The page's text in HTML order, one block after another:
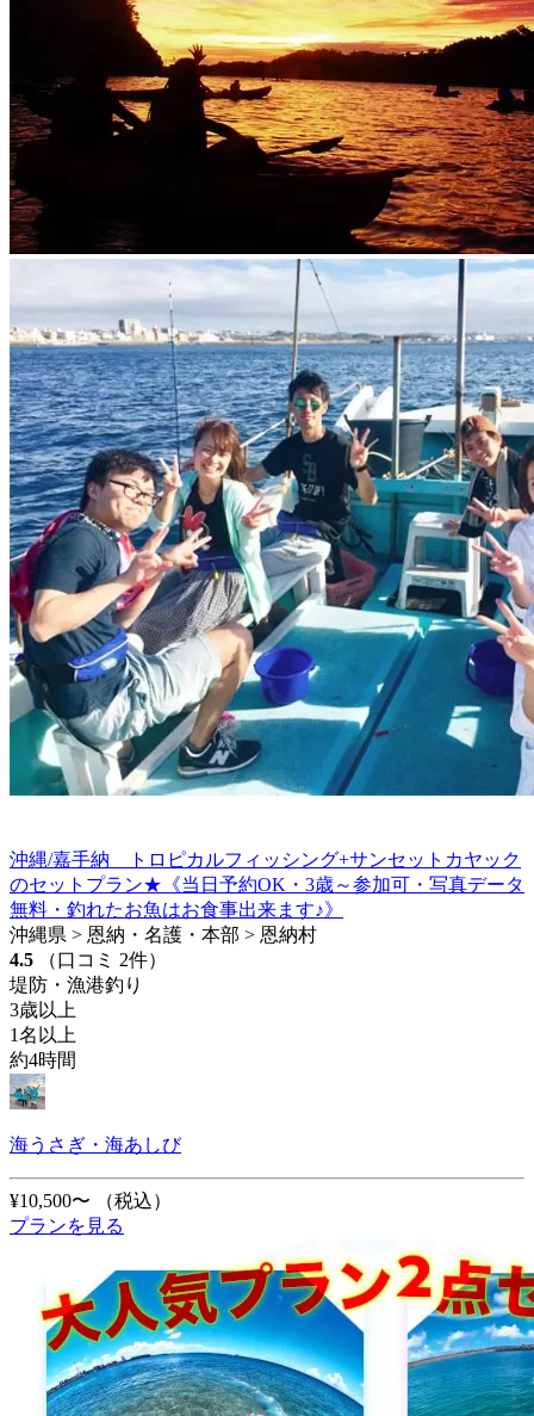
沖縄/嘉手納 トロピカルフィッシング+サンセットカヤック
のセットプラン★《当日予約OK・3歳～参加可・写真データ
無料・釣れたお魚はお食事出来ます♪》
沖縄県 > 恩納・名護・本部 > 恩納村
4.5
（口コミ 2件）
堤防・漁港釣り
3歳以上
1名以上
約4時間
海うさぎ・海あしび
¥10,500〜
（税込）
プランを見る